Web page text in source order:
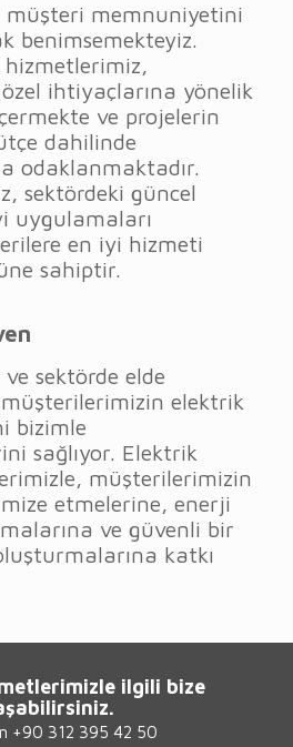
müşteri memnuniyetini
benimsemekteyiz.
ihtiyaçlarına yönelik
ve projelerin
dahilinde
odaklanmaktadır.
sektördeki güncel
uygulamaları
en iyi hizmeti
sahiptir.
ve sektörde elde
elektrik
bizimle
sağlıyor. Elektrik
müşterilerimizin
etmelerine, enerji
ve güvenli bir
katkı
ilgili bize
+90 312 395 42 50